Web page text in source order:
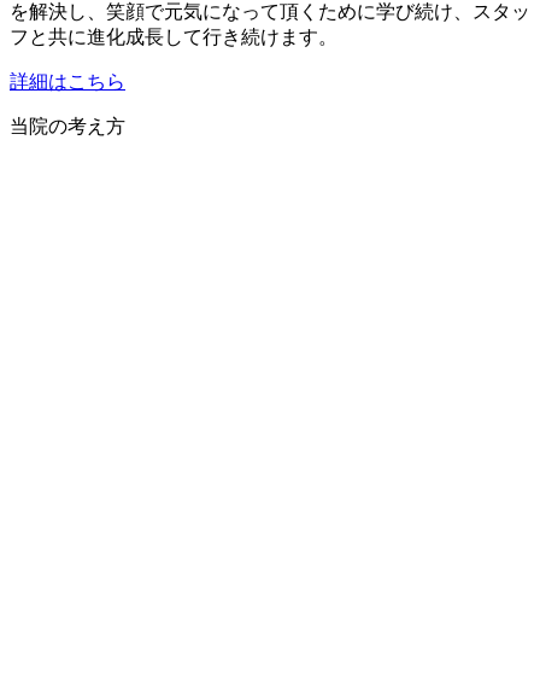
を解決し、笑顔で元気になって頂くために学び続け、スタッ
フと共に進化成長して行き続けます。
詳細はこちら
当院の考え方